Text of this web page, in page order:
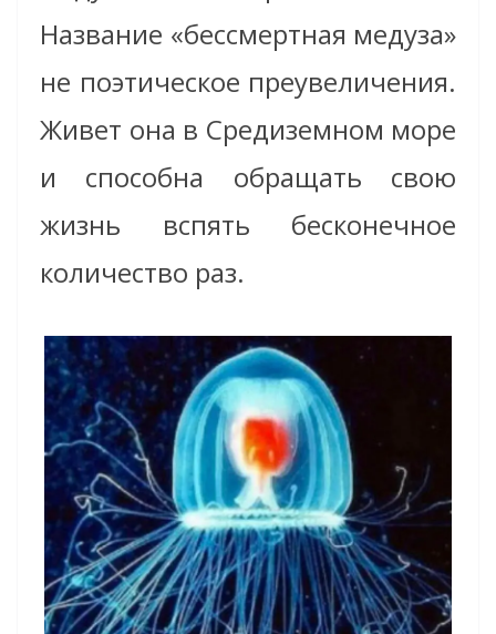
Название «бессмертная медуза»
не поэтическое преувеличения.
Живет она в Средиземном море
и способна обращать свою
жизнь вспять бесконечное
количество раз.